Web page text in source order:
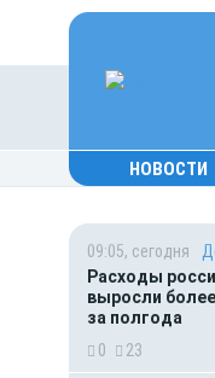
НОВОСТИ
09:05, сегодня
Расходы
выросли
за полгода
0
23